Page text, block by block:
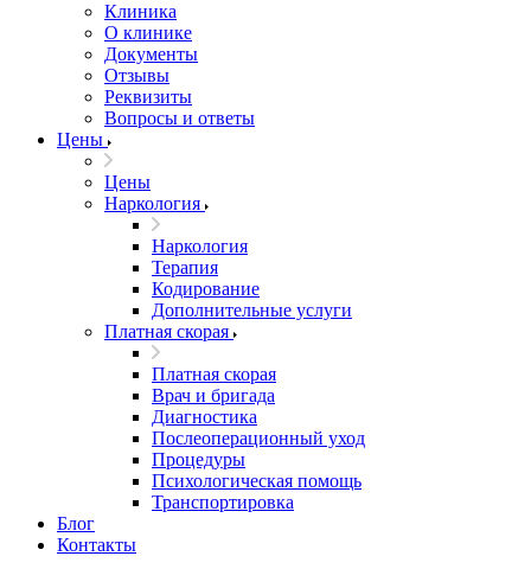
Клиника
О клинике
Документы
Отзывы
Реквизиты
Вопросы и ответы
Цены
Цены
Наркология
Наркология
Терапия
Кодирование
Дополнительные услуги
Платная скорая
Платная скорая
Врач и бригада
Диагностика
Послеоперационный уход
Процедуры
Психологическая помощь
Транспортировка
Блог
Контакты